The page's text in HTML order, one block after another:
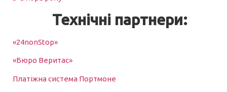
Технічні партнери:
«24nonStop»
«Бюро Веритас»
Платіжна система Портмоне